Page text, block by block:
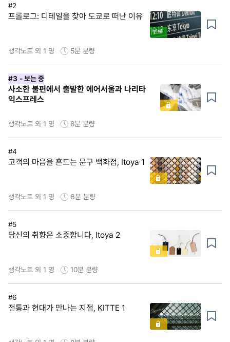
#2
프롤로그: 디테일을 찾아 도쿄로 떠난 이유
무료
생각노트 외 1 명 5분 분량
#3 - 보는 중
사소한 불편에서 출발한 에어서울과 나리타
익스프레스
생각노트 외 1 명 8분 분량
#4
고객의 마음을 흔드는 문구 백화점, Itoya 1
생각노트 외 1 명 6분 분량
#5
당신의 취향은 소중합니다, Itoya 2
생각노트 외 1 명 10분 분량
#6
전통과 현대가 만나는 지점, KITTE 1